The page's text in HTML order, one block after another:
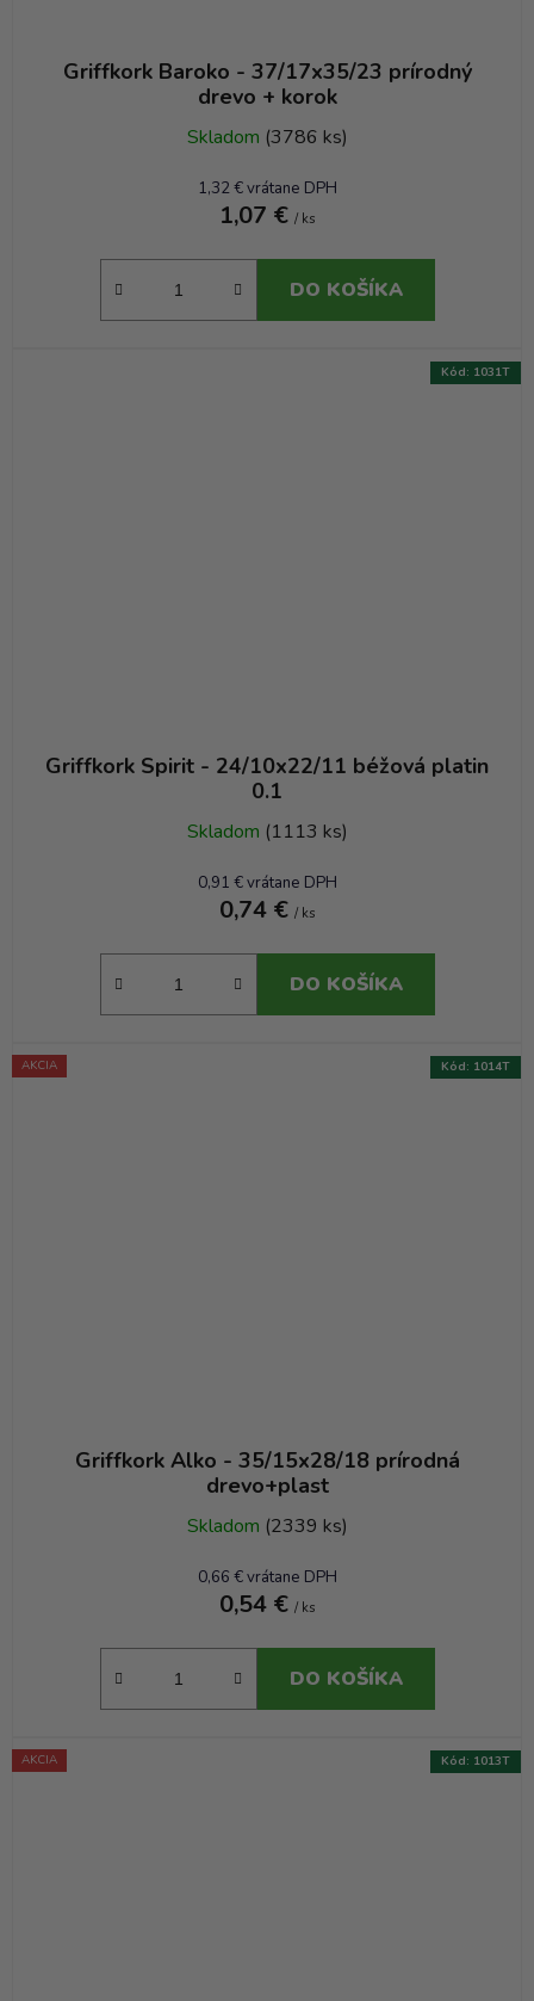
Griffkork Baroko - 37/17x35/23 prírodný
drevo + korok
Skladom (3786 ks)
1,32 € vrátane DPH
1,07 € / ks
DO KOŠÍKA
Griffkork Spirit - 24/10x22/11 béžová platin
0.1
Skladom (1113 ks)
0,91 € vrátane DPH
0,74 € / ks
DO KOŠÍKA
Kód: 1031T
AKCIA
Griffkork Alko - 35/15x28/18 prírodná
drevo+plast
Skladom (2339 ks)
0,66 € vrátane DPH
0,54 € / ks
DO KOŠÍKA
Kód: 1014T
AKCIA Kód: 1013T